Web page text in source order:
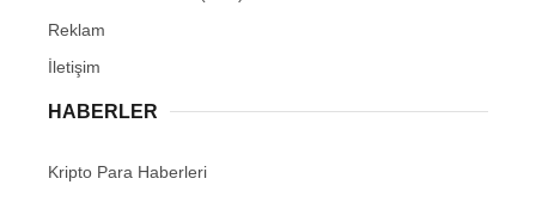
Reklam
İletişim
HABERLER
Kripto Para Haberleri